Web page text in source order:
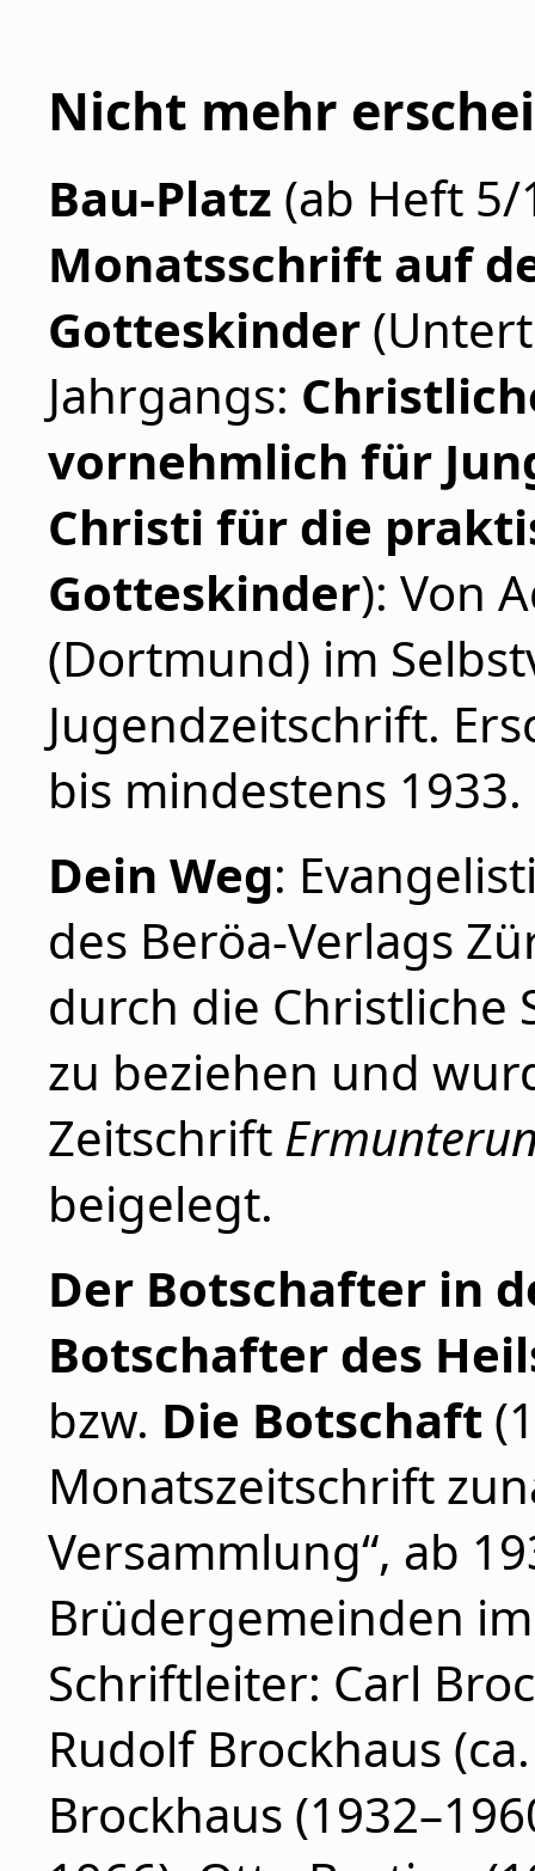
Nicht mehr
Bau-Platz (ab Heft
Monatsschrift auf
Gotteskinder
Jahrgangs:
vornehmlich für
Christi für die
Gotteskinder): Von
(Dortmund) im
Jugendzeitschrift.
bis mindestens 1933.
Dein Weg:
des Beröa-Verlags
durch die Christliche
zu beziehen und
Zeitschrift
beigelegt.
Der Botschafter in
Botschafter des
bzw. Die Botschaft
Monatszeitschrift
Versammlung“, ab
Brüdergemeinden im
Schriftleiter: Carl
Rudolf Brockhaus
Brockhaus